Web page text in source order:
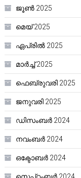
ജൂൺ 2025
മെയ്‌ 2025
ഏപ്രിൽ 2025
മാർച്ച്‌ 2025
ഫെബ്രുവരി 2025
ജനുവരി 2025
ഡിസംബർ 2024
നവംബർ 2024
ഒക്ടോബർ 2024